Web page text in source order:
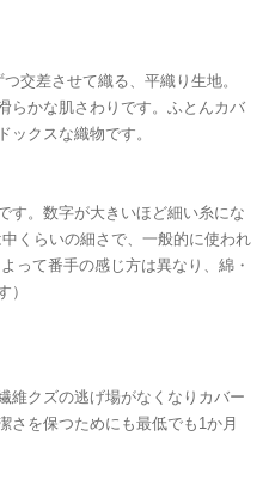
交差させて織る、平織り生地。
らかな肌さわりです。ふとんカバ
ックスな織物です。
す。数字が大きいほど細い糸にな
くらいの細さで、一般的に使われ
って番手の感じ方は異なり、綿・
）
維クズの逃げ場がなくなりカバー
さを保つためにも最低でも1か月